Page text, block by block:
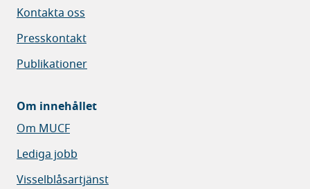
Kontakta oss
Presskontakt
Publikationer
Om innehållet
Om MUCF
Lediga jobb
Visselblåsartjänst